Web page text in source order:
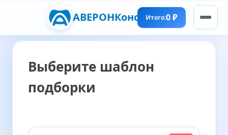
АВЕРОНКонструктор
Итого:0 ₽
Выберите шаблон
подборки